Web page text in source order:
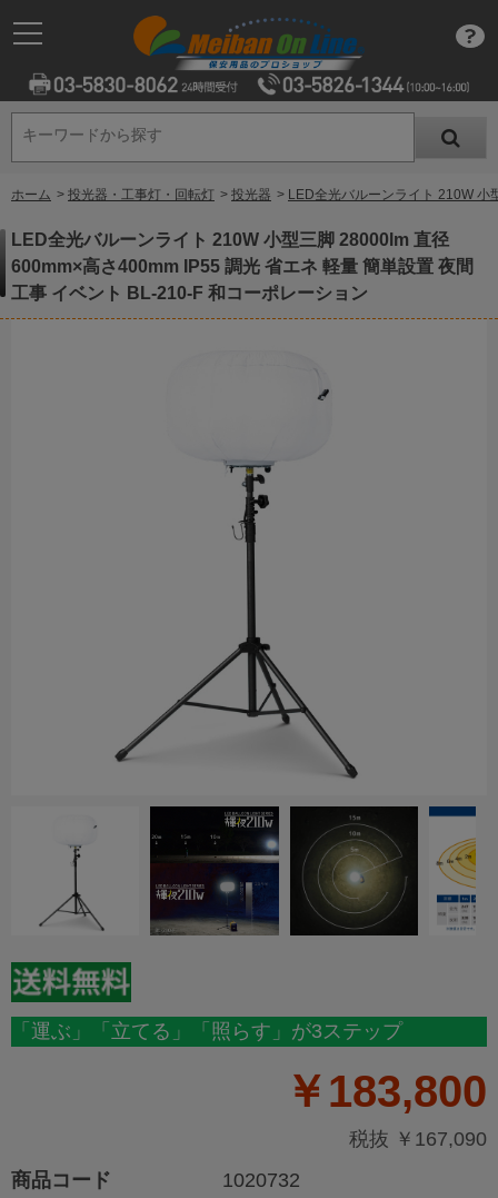
キーワードから探す
キーワードから探す
ホーム > 投光器・工事灯・回転灯 > 投光器 > LED全光バルーンライト 210W
LED全光バルーンライト 210W 小型三脚 28000lm 直径
600mm×高さ400mm IP55 調光 省エネ 軽量 簡単設置 夜間
工事 イベント BL-210-F 和コーポレーション
「運ぶ」「立てる」「照らす」が3ステップ
￥183,800
税抜 ￥167,090
商品コード
1020732